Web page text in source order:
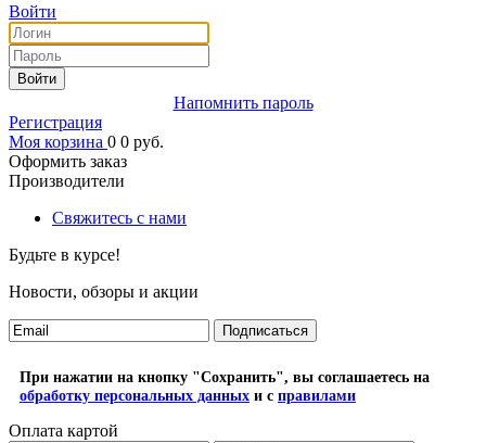
Войти
Войти
Напомнить пароль
Регистрация
Моя корзина 0 0 руб.
Оформить заказ
Производители
Свяжитесь с нами
Будьте в курсе!
Новости, обзоры и акции
Подписаться
При нажатии на кнопку "Сохранить", вы соглашаетесь на
обработку персональных данных и с правилами
Оплата картой